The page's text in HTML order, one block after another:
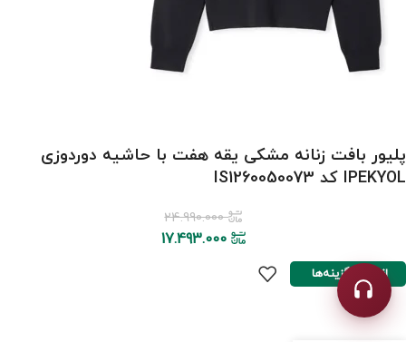
پلیور بافت زنانه مشکی یقه هفت با حاشیه دوردوزی
IPEKYOL کد IS1260050073
24.990.000
17.493.000
انتخاب گزینه‌ها